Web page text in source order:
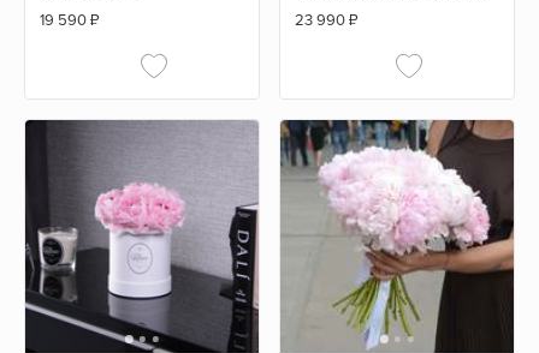
19 590₽ 23 990₽